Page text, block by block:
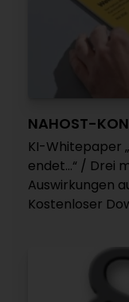
NAHOST-
KI-Whitepaper
endet...“ / Drei
Auswirkungen
Kostenloser